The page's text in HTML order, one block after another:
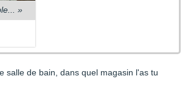
»
salle de bain, dans quel magasin l'as tu